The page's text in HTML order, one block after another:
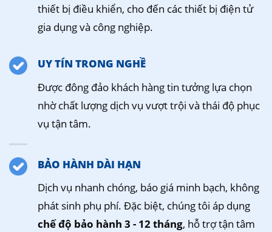
thiết bị điều khiển, cho đến các thiết bị điện tử
gia dụng và công nghiệp.
UY TÍN TRONG NGHỀ
Được đông đảo khách hàng tin tưởng lựa chọn
nhờ chất lượng dịch vụ vượt trội và thái độ phục
vụ tận tâm.
BẢO HÀNH DÀI HẠN
Dịch vụ nhanh chóng, báo giá minh bạch, không
phát sinh phụ phí. Đặc biệt, chúng tôi áp dụng
chế độ bảo hành 3 - 12 tháng, hỗ trợ tận tâm